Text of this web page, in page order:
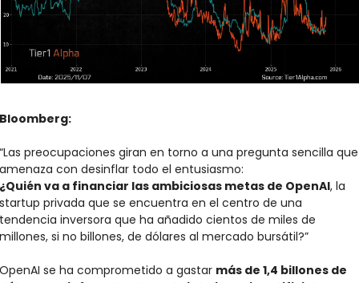
preocupaciones giran en torno a una pregunta sencilla que
con desinflar todo el entusiasmo:
va a financiar las ambiciosas metas de OpenAI, la
privada que se encuentra en el centro de una
inversora que ha añadido cientos de miles de
si no billones, de dólares al mercado bursátil?”
se ha comprometido a gastar más de 1,4 billones de